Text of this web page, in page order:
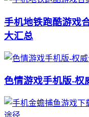
手机地铁跑酷游戏
大汇总
色情游戏手机版-权